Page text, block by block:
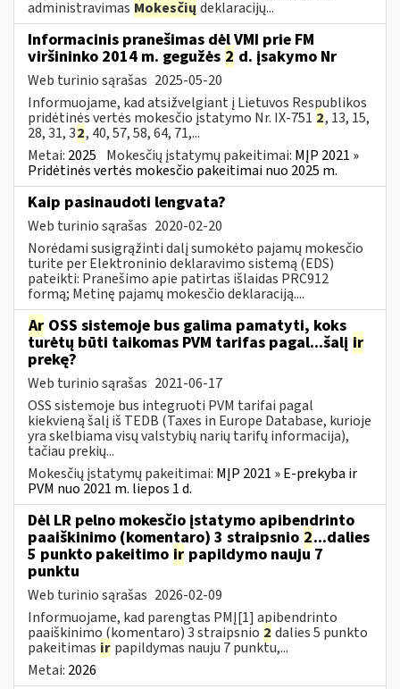
administravimas Mokesčių deklaracijų...
Informacinis pranešimas dėl VMI prie FM
viršininko 2014 m. gegužės 2 d. įsakymo Nr
Web turinio sąrašas 2025-05-20
Informuojame, kad atsižvelgiant į Lietuvos Respublikos
pridėtinės vertės mokesčio įstatymo Nr. IX-751 2, 13, 15,
28, 31, 32, 40, 57, 58, 64, 71,...
Metai: 2025 Mokesčių įstatymų pakeitimai: MĮP 2021 »
Pridėtinės vertės mokesčio pakeitimai nuo 2025 m.
Kaip pasinaudoti lengvata?
Web turinio sąrašas 2020-02-20
Norėdami susigrąžinti dalį sumokėto pajamų mokesčio
turite per Elektroninio deklaravimo sistemą (EDS)
pateikti: Pranešimo apie patirtas išlaidas PRC912
formą; Metinę pajamų mokesčio deklaraciją....
Ar OSS sistemoje bus galima pamatyti, koks
turėtų būti taikomas PVM tarifas pagal...šalį ir
prekę?
Web turinio sąrašas 2021-06-17
OSS sistemoje bus integruoti PVM tarifai pagal
kiekvieną šalį iš TEDB (Taxes in Europe Database, kurioje
yra skelbiama visų valstybių narių tarifų informacija),
tačiau prekių...
Mokesčių įstatymų pakeitimai: MĮP 2021 » E-prekyba ir
PVM nuo 2021 m. liepos 1 d.
Dėl LR pelno mokesčio įstatymo apibendrinto
paaiškinimo (komentaro) 3 straipsnio 2...dalies
5 punkto pakeitimo ir papildymo nauju 7
punktu
Web turinio sąrašas 2026-02-09
Informuojame, kad parengtas PMĮ[1] apibendrinto
paaiškinimo (komentaro) 3 straipsnio 2 dalies 5 punkto
pakeitimas ir papildymas nauju 7 punktu,...
Metai: 2026